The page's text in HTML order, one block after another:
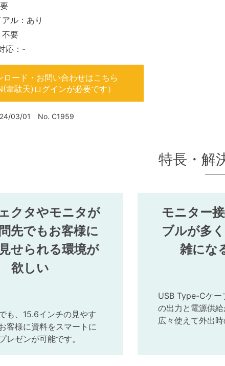
ル：あり
不要
応：-
ロード・お問い合わせはこちら
韋駄天)ログインが必要です）
03/01 No. C1959
特長・解
クタやモニタが
先でもお客様に
せられる環境が
欲しい
も、15.6インチの見やす
客様に資料をスマートに
レゼンが可能です。
モニター
ブルが多
雑にな
USB Type-Cケー
の出力と電源供
広々使えて外出時